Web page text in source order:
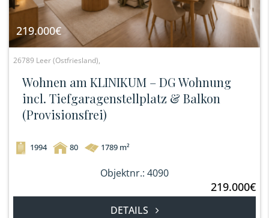
219.000€
26789 Leer (Ostfriesland),
Wohnen am KLINIKUM – DG Wohnung
incl. Tiefgaragenstellplatz & Balkon
(Provisionsfrei)
1994 80 1789 m²
Objektnr.: 4090
219.000€
DETAILS